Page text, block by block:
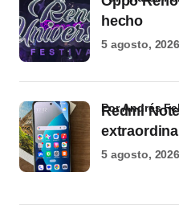
hecho
5 agosto, 2026
Redmi
por Andrés
5 agosto, 2026